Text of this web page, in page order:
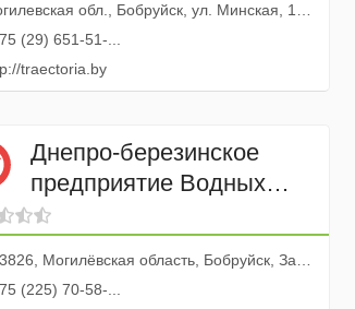
обл., Бобруйск, ул. Минская, 162
(29) 651-51-...
traectoria.by
Днепро-березинское
предприятие Водных
Путей РУП
Могилёвская область, Бобруйск, Затонный переулок, 8
(225) 70-58-...